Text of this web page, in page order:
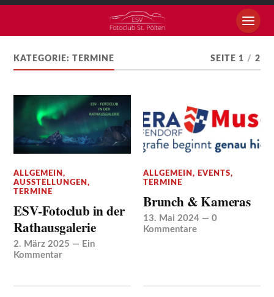
KATEGORIE: TERMINE SEITE 1 / 2
ALLGEMEIN,
AUSSTELLUNGEN,
TERMINE
ESV-Fotoclub in der
Rathausgalerie
2. März 2025 — Ein
Kommentar
ALLGEMEIN, EVENTS,
TERMINE
Brunch & Kameras
13. Mai 2024 —0
Kommentare